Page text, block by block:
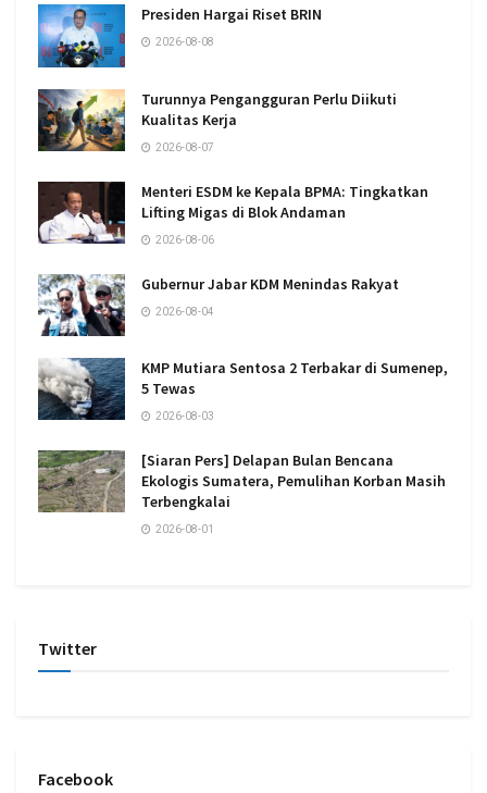
Presiden Hargai Riset BRIN
2026-08-08
Turunnya Pengangguran Perlu Diikuti
Kualitas Kerja
2026-08-07
Menteri ESDM ke Kepala BPMA: Tingkatkan
Lifting Migas di Blok Andaman
2026-08-06
Gubernur Jabar KDM Menindas Rakyat
2026-08-04
KMP Mutiara Sentosa 2 Terbakar di Sumenep,
5 Tewas
2026-08-03
[Siaran Pers] Delapan Bulan Bencana
Ekologis Sumatera, Pemulihan Korban Masih
Terbengkalai
2026-08-01
Twitter
Facebook